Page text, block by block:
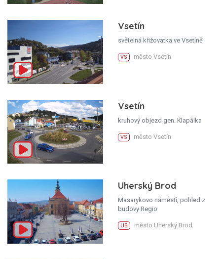
Vsetín
světelná křižovatka ve Vsetíně
VS město Vsetín
Vsetín
kruhový objezd gen. Klapálka
VS město Vsetín
Uherský Brod
Masarykovo náměstí, pohled z
budovy Regio
UB město Uherský Brod